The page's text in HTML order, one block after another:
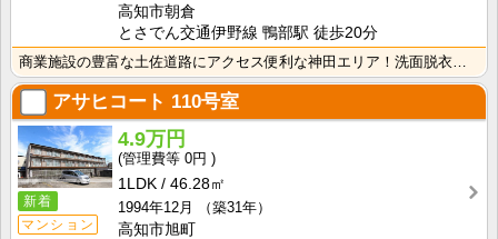
高知市朝倉
とさでん交通伊野線 鴨部駅 徒歩20分
アサヒコート 110号室
新着
マンション
4.9万円
0円
1LDK
46.28㎡
1994年12月
（築31年）
高知市旭町